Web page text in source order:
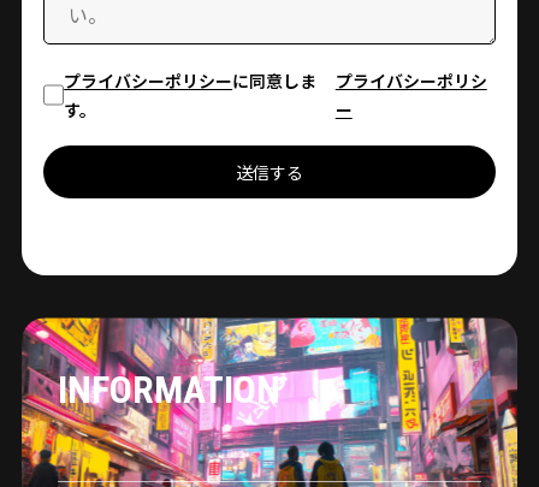
プライバシーポリシーに同意しま
す。
プライバシーポリシ
ー
送信する
INFORMATION